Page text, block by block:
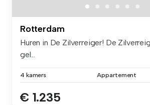
Rotterdam
Huren in De Zilverreiger! De
gel...
4 kamers Appartement
€ 1.235